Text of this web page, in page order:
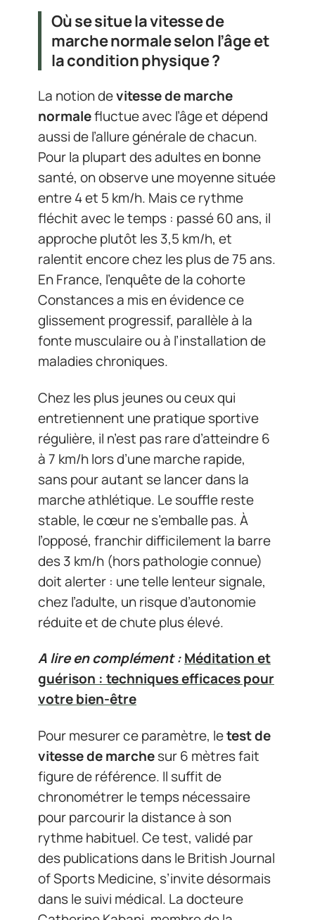
Où se situe la vitesse de
marche normale selon l’âge et
la condition physique ?
La notion devitesse de marche
normalefluctue avec l’âge et dépend
aussi de l’allure générale de chacun.
Pour la plupart des adultes en bonne
santé, on observe une moyenne située
entre 4 et 5 km/h. Mais ce rythme
fléchit avec le temps : passé 60 ans, il
approche plutôt les 3,5 km/h, et
ralentit encore chez les plus de 75 ans.
En France, l’enquête de la cohorte
Constances a mis en évidence ce
glissement progressif, parallèle à la
fonte musculaire ou à l’installation de
maladies chroniques.
Chez les plus jeunes ou ceux qui
entretiennent une pratique sportive
régulière, il n’est pas rare d’atteindre 6
à 7 km/h lors d’une marche rapide,
sans pour autant se lancer dans la
marche athlétique. Le souffle reste
stable, le cœur ne s’emballe pas. À
l’opposé, franchir difficilement la barre
des 3 km/h (hors pathologie connue)
doit alerter : une telle lenteur signale,
chez l’adulte, un risque d’autonomie
réduite et de chute plus élevé.
A lire en complément :Méditation et
guérison : techniques efficaces pour
votre bien-être
Pour mesurer ce paramètre, letest de
vitesse de marchesur 6 mètres fait
figure de référence. Il suffit de
chronométrer le temps nécessaire
pour parcourir la distance à son
rythme habituel. Ce test, validé par
des publications dans le British Journal
of Sports Medicine, s’invite désormais
dans le suivi médical. La docteure